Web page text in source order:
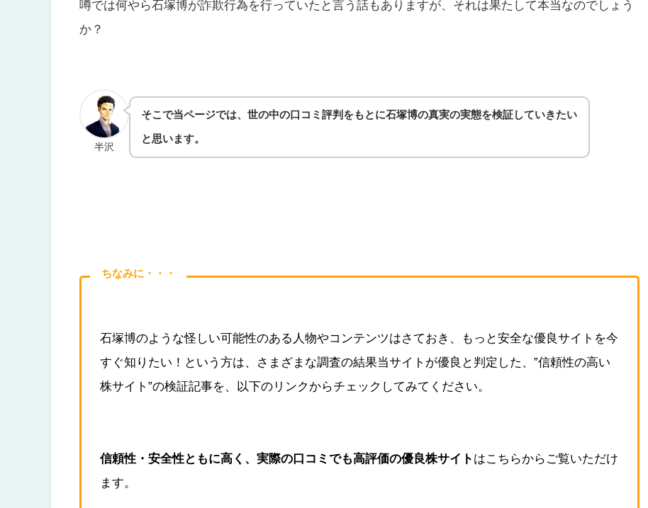
噂では何やら石塚博が詐欺行為を行っていたと言う話もありますが、それは果たして本当なのでしょう
か？
半沢
そこで当ページでは、世の中の口コミ評判をもとに石塚博の真実の実態を検証していきたい
と思います。
ちなみに・・・
石塚博のような怪しい可能性のある人物やコンテンツはさておき、もっと安全な優良サイトを今
すぐ知りたい！という方は、さまざまな調査の結果当サイトが優良と判定した、”信頼性の高い
株サイト”の検証記事を、以下のリンクからチェックしてみてください。
信頼性・安全性ともに高く、実際の口コミでも高評価の優良株サイト はこちらからご覧いただけ
ます。